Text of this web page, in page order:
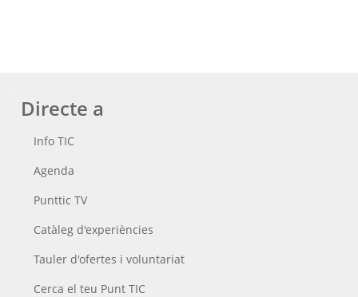
Directe a
Info TIC
Agenda
Punttic TV
Catàleg d'experiències
Tauler d'ofertes i voluntariat
Cerca el teu Punt TIC